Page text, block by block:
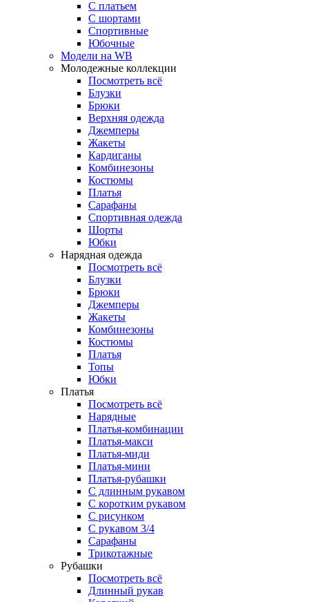
С платьем
С шортами
Спортивные
Юбочные
Модели на WB
Молодежные коллекции
Посмотреть всё
Блузки
Брюки
Верхняя одежда
Джемперы
Жакеты
Кардиганы
Комбинезоны
Костюмы
Платья
Сарафаны
Спортивная одежда
Шорты
Юбки
Нарядная одежда
Посмотреть всё
Блузки
Брюки
Джемперы
Жакеты
Комбинезоны
Костюмы
Платья
Топы
Юбки
Платья
Посмотреть всё
Нарядные
Платья-комбинации
Платья-макси
Платья-миди
Платья-мини
Платья-рубашки
С длинным рукавом
С коротким рукавом
С рисунком
С рукавом 3/4
Сарафаны
Трикотажные
Рубашки
Посмотреть всё
Длинный рукав